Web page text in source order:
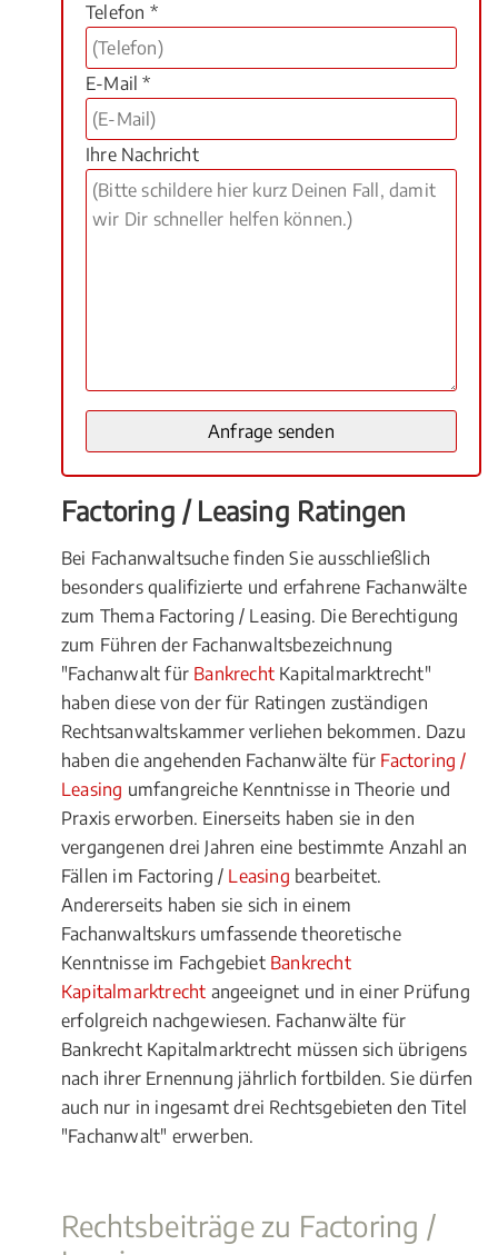
Telefon *
E-Mail *
Ihre Nachricht
Factoring / Leasing Ratingen
Bei Fachanwaltsuche finden Sie ausschließlich
besonders qualifizierte und erfahrene Fachanwälte
zum Thema Factoring / Leasing. Die Berechtigung
zum Führen der Fachanwaltsbezeichnung
"Fachanwalt für Bankrecht Kapitalmarktrecht"
haben diese von der für Ratingen zuständigen
Rechtsanwaltskammer verliehen bekommen. Dazu
haben die angehenden Fachanwälte für Factoring /
Leasing umfangreiche Kenntnisse in Theorie und
Praxis erworben. Einerseits haben sie in den
vergangenen drei Jahren eine bestimmte Anzahl an
Fällen im Factoring / Leasing bearbeitet.
Andererseits haben sie sich in einem
Fachanwaltskurs umfassende theoretische
Kenntnisse im Fachgebiet Bankrecht
Kapitalmarktrecht angeeignet und in einer Prüfung
erfolgreich nachgewiesen. Fachanwälte für
Bankrecht Kapitalmarktrecht müssen sich übrigens
nach ihrer Ernennung jährlich fortbilden. Sie dürfen
auch nur in ingesamt drei Rechtsgebieten den Titel
"Fachanwalt" erwerben.
Rechtsbeiträge zu Factoring /